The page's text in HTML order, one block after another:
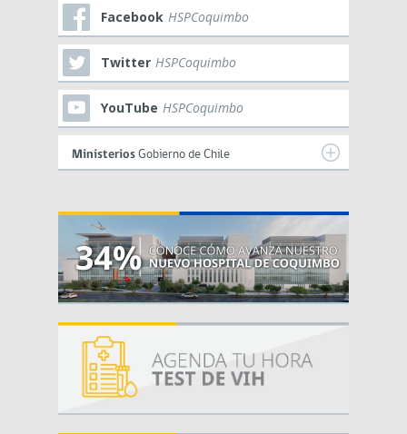
Facebook HSPCoquimbo
Twitter HSPCoquimbo
YouTube HSPCoquimbo
Ministerios Gobierno de Chile